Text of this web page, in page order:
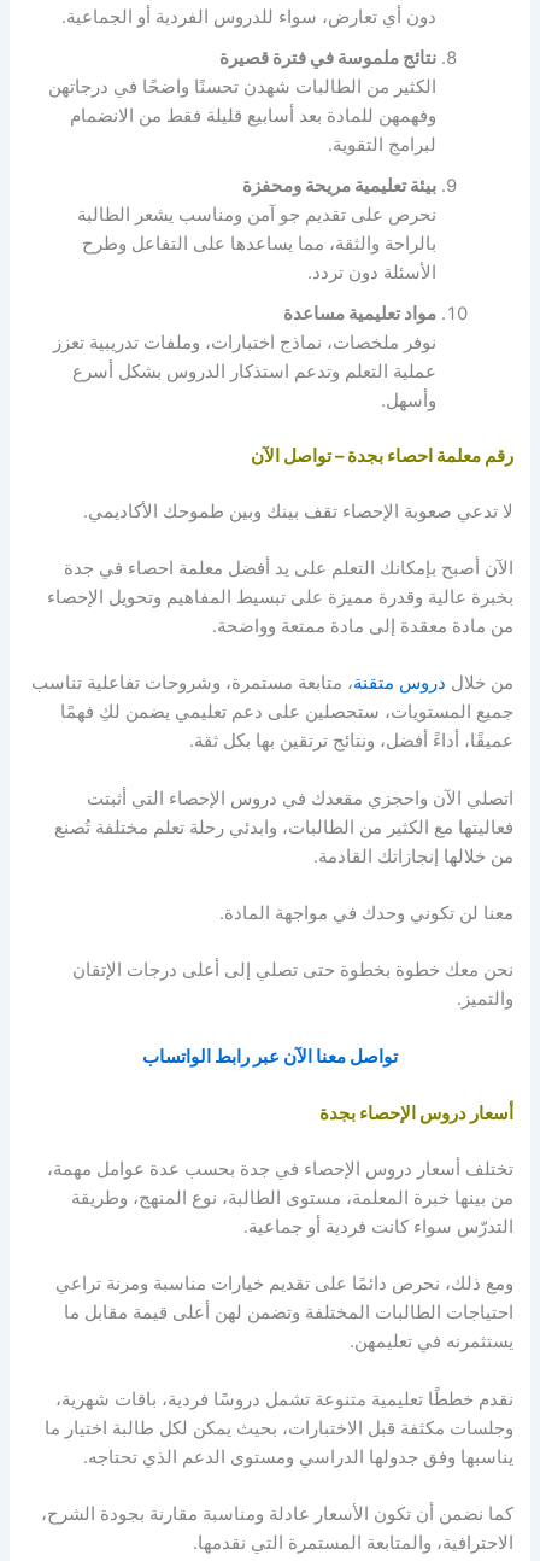
دون أي تعارض، سواء للدروس الفردية أو الجماعية.
نتائج ملموسة في فترة قصيرة
الكثير من الطالبات شهدن تحسنًا واضحًا في درجاتهن
وفهمهن للمادة بعد أسابيع قليلة فقط من الانضمام
لبرامج التقوية.
بيئة تعليمية مريحة ومحفزة
نحرص على تقديم جو آمن ومناسب يشعر الطالبة
بالراحة والثقة، مما يساعدها على التفاعل وطرح
الأسئلة دون تردد.
مواد تعليمية مساعدة
نوفر ملخصات، نماذج اختبارات، وملفات تدريبية تعزز
عملية التعلم وتدعم استذكار الدروس بشكل أسرع
وأسهل.
رقم معلمة احصاء بجدة – تواصل الآن
لا تدعي صعوبة الإحصاء تقف بينك وبين طموحك الأكاديمي.
الآن أصبح بإمكانك التعلم على يد أفضل معلمة احصاء في جدة
بخبرة عالية وقدرة مميزة على تبسيط المفاهيم وتحويل الإحصاء
من مادة معقدة إلى مادة ممتعة وواضحة.
من خلال دروس متقنة، متابعة مستمرة، وشروحات تفاعلية تناسب
جميع المستويات، ستحصلين على دعم تعليمي يضمن لكِ فهمًا
عميقًا، أداءً أفضل، ونتائج ترتقين بها بكل ثقة.
اتصلي الآن واحجزي مقعدك في دروس الإحصاء التي أثبتت
فعاليتها مع الكثير من الطالبات، وابدئي رحلة تعلم مختلفة تُصنع
من خلالها إنجازاتك القادمة.
معنا لن تكوني وحدك في مواجهة المادة.
نحن معك خطوة بخطوة حتى تصلي إلى أعلى درجات الإتقان
والتميز.
تواصل معنا الآن عبر رابط الواتساب
أسعار دروس الإحصاء بجدة
تختلف أسعار دروس الإحصاء في جدة بحسب عدة عوامل مهمة،
من بينها خبرة المعلمة، مستوى الطالبة، نوع المنهج، وطريقة
التدرّس سواء كانت فردية أو جماعية.
ومع ذلك، نحرص دائمًا على تقديم خيارات مناسبة ومرنة تراعي
احتياجات الطالبات المختلفة وتضمن لهن أعلى قيمة مقابل ما
يستثمرنه في تعليمهن.
نقدم خططًا تعليمية متنوعة تشمل دروسًا فردية، باقات شهرية،
وجلسات مكثفة قبل الاختبارات، بحيث يمكن لكل طالبة اختيار ما
يناسبها وفق جدولها الدراسي ومستوى الدعم الذي تحتاجه.
كما نضمن أن تكون الأسعار عادلة ومناسبة مقارنة بجودة الشرح،
الاحترافية، والمتابعة المستمرة التي نقدمها.